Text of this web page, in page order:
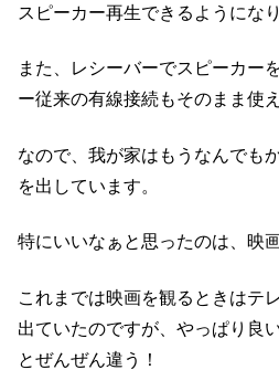
スピーカー再生できるようにな
また、レシーバーでスピーカー
ー従来の有線接続もそのまま使え
なので、我が家はもうなんでも
を出しています。
特にいいなぁと思ったのは、映
これまでは映画を観るときはテ
出ていたのですが、やっぱり良
とぜんぜん違う！